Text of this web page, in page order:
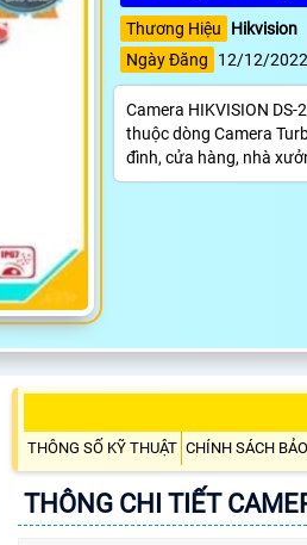
Thương Hiệu
Hikvision
Ngày Đăng
12/12/
Camera HIKVISION
thuộc dòng Camera
đình, cửa hàng, nhà
THÔNG SỐ KỸ THUẬT CHÍNH SÁCH
THÔNG CHI TIẾT